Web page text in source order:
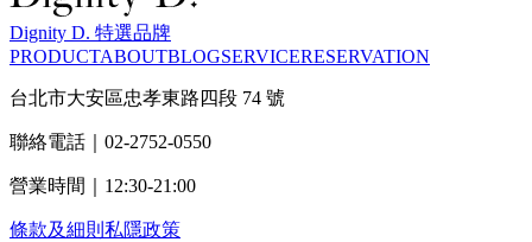
Dignity D. 特選品牌
PRODUCTABOUTBLOGSERVICERESERVATION
台北市大安區忠孝東路四段 74 號
聯絡電話｜02-2752-0550
營業時間｜12:30-21:00
條款及細則 私隱政策